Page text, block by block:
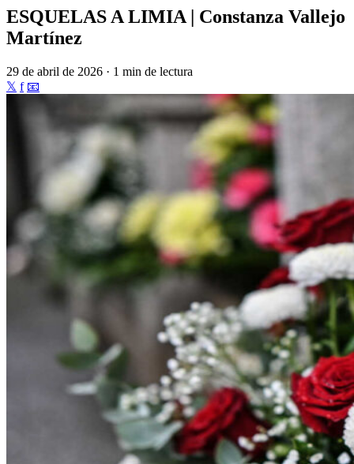
ESQUELAS A LIMIA | Constanza Vallejo
Martínez
29 de abril de 2026 · 1 min de lectura
𝕏 f 📧